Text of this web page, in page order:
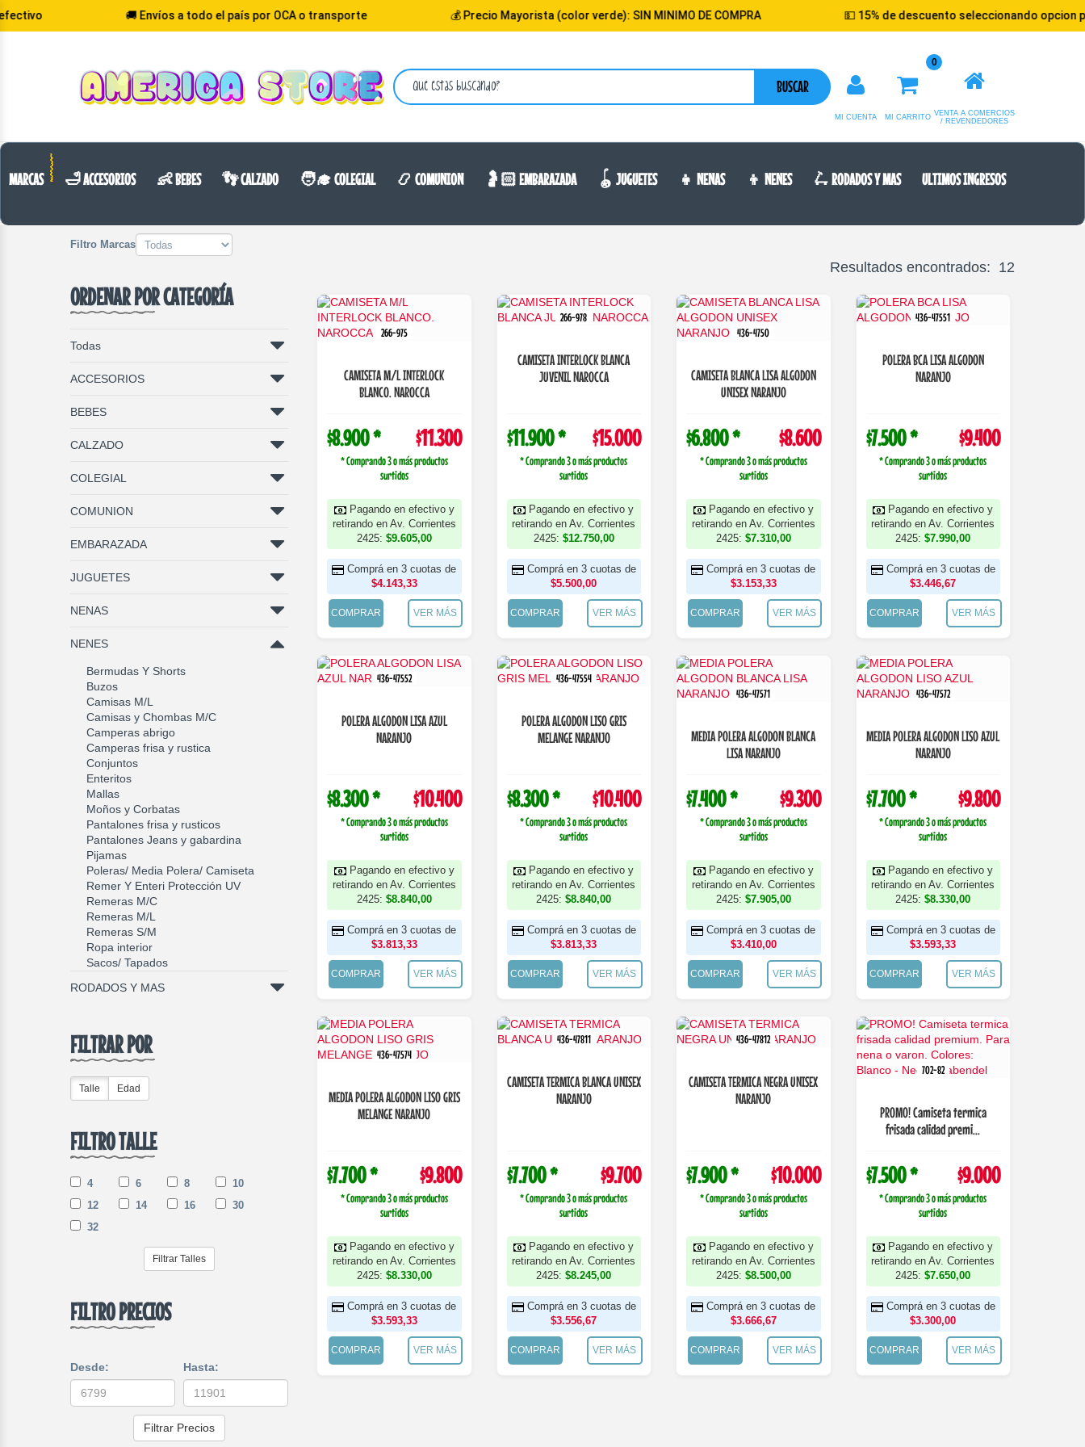
🚚 Envíos a todo el país por OCA o transporte 💰 Precio Mayorista (color verde): SIN MINIMO DE COMPRA 💵 15% de descuento seleccionando opcion pago
BUSCAR
MI CUENTA
0
MI CARRITO VENTA A COMERCIOS
/ REVENDEDORES
MARCAS 🛁 ACCESORIOS 👶 BEBES 👣 CALZADO 🧑‍🎓 COLEGIAL 📿 COMUNION 🤰🏻 EMBARAZADA 🪀 JUGUETES 👧 NENAS 👦 NENES 🛴 RODADOS Y MAS ULTIMOS INGRESOS
VOLVER
CATEGORIA
Filtro Marcas
ORDENAR POR CATEGORÍA
Todas
ACCESORIOS
BEBES
CALZADO
COLEGIAL
COMUNION
EMBARAZADA
JUGUETES
NENAS
NENES
Bermudas Y Shorts
Buzos
Camisas M/L
Camisas y Chombas M/C
Camperas abrigo
Camperas frisa y rustica
Conjuntos
Enteritos
Mallas
Moños y Corbatas
Pantalones frisa y rusticos
Pantalones Jeans y gabardina
Pijamas
Poleras/ Media Polera/ Camiseta
Remer Y Enteri Protección UV
Remeras M/C
Remeras M/L
Remeras S/M
Ropa interior
Sacos/ Tapados
RODADOS Y MAS
FILTRAR POR
Talle Edad
FILTRO TALLE
4 6 8
10
12
14 16
30
32
Filtrar Talles
FILTRO PRECIOS
Desde: Hasta:
Filtrar Precios
Resultados encontrados: 12
266-975
CAMISETA M/L INTERLOCK
BLANCO. NAROCCA
$8.900 * $11.300
* Comprando 3 o más productos
surtidos
Pagando en efectivo y
retirando en Av. Corrientes
2425: $9.605,00
Comprá en 3 cuotas de
$4.143,33
COMPRAR VER MÁS
266-978
CAMISETA INTERLOCK BLANCA
JUVENIL NAROCCA
$11.900 * $15.000
* Comprando 3 o más productos
surtidos
Pagando en efectivo y
retirando en Av. Corrientes
2425: $12.750,00
Comprá en 3 cuotas de
$5.500,00
COMPRAR VER MÁS
436-4750
CAMISETA BLANCA LISA ALGODON
UNISEX NARANJO
$6.800 * $8.600
* Comprando 3 o más productos
surtidos
Pagando en efectivo y
retirando en Av. Corrientes
2425: $7.310,00
Comprá en 3 cuotas de
$3.153,33
COMPRAR VER MÁS
436-47551
POLERA BCA LISA ALGODON
NARANJO
$7.500 * $9.400
* Comprando 3 o más productos
surtidos
Pagando en efectivo y
retirando en Av. Corrientes
2425:$7.990,00
Comprá en 3 cuotas de
$3.446,67
COMPRAR VER MÁS
436-47552
POLERA ALGODON LISA AZUL
NARANJO
$8.300 * $10.400
* Comprando 3 o más productos
surtidos
Pagando en efectivo y
retirando en Av. Corrientes
2425: $8.840,00
Comprá en 3 cuotas de
$3.813,33
COMPRAR VER MÁS
436-47554
POLERA ALGODON LISO GRIS
MELANGE NARANJO
$8.300 * $10.400
* Comprando 3 o más productos
surtidos
Pagando en efectivo y
retirando en Av. Corrientes
2425:$8.840,00
Comprá en 3 cuotas de
$3.813,33
COMPRAR VER MÁS
436-47571
MEDIA POLERA ALGODON BLANCA
LISA NARANJO
$7.400 * $9.300
* Comprando 3 o más productos
surtidos
Pagando en efectivo y
retirando en Av. Corrientes
2425: $7.905,00
Comprá en 3 cuotas de
$3.410,00
COMPRAR VER MÁS
436-47572
MEDIA POLERA ALGODON LISO AZUL
NARANJO
$7.700 * $9.800
* Comprando 3 o más productos
surtidos
Pagando en efectivo y
retirando en Av. Corrientes
2425:$8.330,00
Comprá en 3 cuotas de
$3.593,33
COMPRAR VER MÁS
436-47574
MEDIA POLERA ALGODON LISO GRIS
MELANGE NARANJO
$7.700 * $9.800
* Comprando 3 o más productos
surtidos
Pagando en efectivo y
retirando en Av. Corrientes
2425: $8.330,00
Comprá en 3 cuotas de
$3.593,33
COMPRAR VER MÁS
436-47811
CAMISETA TERMICA BLANCA UNISEX
NARANJO
$7.700 * $9.700
* Comprando 3 o más productos
surtidos
Pagando en efectivo y
retirando en Av. Corrientes
2425:$8.245,00
Comprá en 3 cuotas de
$3.556,67
COMPRAR VER MÁS
436-47812
CAMISETA TERMICA NEGRA UNISEX
NARANJO
$7.900 * $10.000
* Comprando 3 o más productos
surtidos
Pagando en efectivo y
retirando en Av. Corrientes
2425: $8.500,00
Comprá en 3 cuotas de
$3.666,67
COMPRAR VER MÁS
702-82
PROMO! Camiseta termica
frisada calidad premi...
$7.500 * $9.000
* Comprando 3 o más productos
surtidos
Pagando en efectivo y
retirando en Av. Corrientes
2425:$7.650,00
Comprá en 3 cuotas de
$3.300,00
COMPRAR VER MÁS